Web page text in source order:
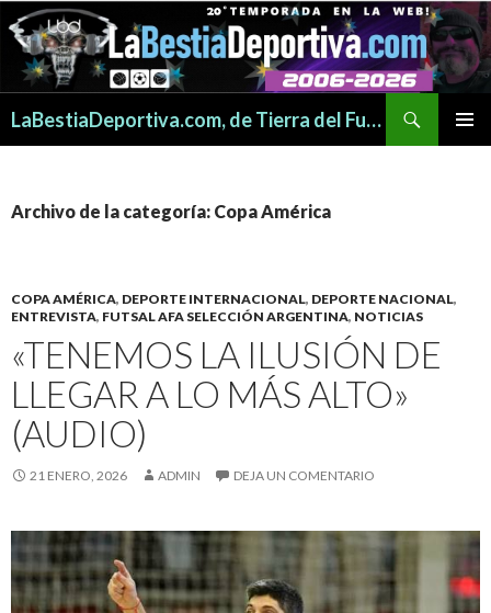
LaBestiaDeportiva.com, de Tierra del Fuego para todo el mundo
Archivo de la categoría: Copa América
COPA AMÉRICA, DEPORTE INTERNACIONAL, DEPORTE NACIONAL,
ENTREVISTA, FUTSAL AFA SELECCIÓN ARGENTINA, NOTICIAS
«TENEMOS LA ILUSIÓN DE
LLEGAR A LO MÁS ALTO»
(AUDIO)
21 ENERO, 2026 ADMIN DEJA UN COMENTARIO